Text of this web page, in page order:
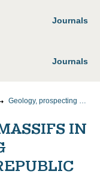
Journals
Journals
Geology, prospecting and exploration of solid minerals, Mineralogy
IN